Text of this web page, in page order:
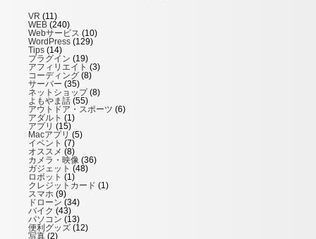
VR (11)
WEB (240)
Webサービス (10)
WordPress (129)
Tips (14)
プラグイン (19)
アフィリエイト (3)
コーディング (8)
サーバー (35)
ネットショップ(8)
よもやま話 (55)
アウトドア・スポーツ (6)
アダルト (1)
アプリ (15)
Macアプリ (5)
イベント (7)
オススメ (8)
カメラ・映像 (36)
ガジェット (48)
ロボット (1)
クレジットカード (1)
スマホ (9)
ドローン (34)
バイク (43)
パソコン (13)
便利グッズ (12)
写真 (2)